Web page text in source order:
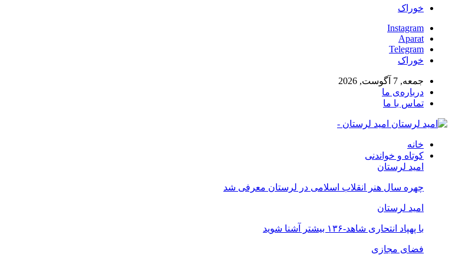
خوراک
Instagram
Aparat
Telegram
خوراک
جمعه, 7 آگوست, 2026
درباره‌ی ما
تماس با ما
امید لرستان -
خانه
کوتاه و خواندنی
امید لرستان
چهره سال هنر انقلاب اسلامی در لرستان معرفی شد
امید لرستان
با پهپاد انتحاری شاهد-۱۳۶ بیشتر آشنا شوید
فضای مجازی